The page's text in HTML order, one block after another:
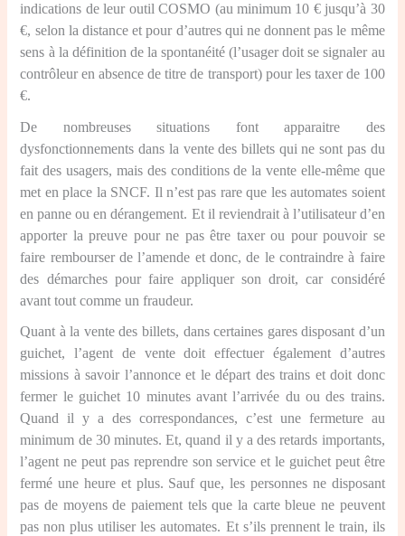
indications de leur outil COSMO (au minimum 10 € jusqu’à 30
€, selon la distance et pour d’autres qui ne donnent pas le même
sens à la définition de la spontanéité (l’usager doit se signaler au
contrôleur en absence de titre de transport) pour les taxer de 100
€.
De nombreuses situations font apparaitre des
dysfonctionnements dans la vente des billets qui ne sont pas du
fait des usagers, mais des conditions de la vente elle-même que
met en place la SNCF. Il n’est pas rare que les automates soient
en panne ou en dérangement. Et il reviendrait à l’utilisateur d’en
apporter la preuve pour ne pas être taxer ou pour pouvoir se
faire rembourser de l’amende et donc, de le contraindre à faire
des démarches pour faire appliquer son droit, car considéré
avant tout comme un fraudeur.
Quant à la vente des billets, dans certaines gares disposant d’un
guichet, l’agent de vente doit effectuer également d’autres
missions à savoir l’annonce et le départ des trains et doit donc
fermer le guichet 10 minutes avant l’arrivée du ou des trains.
Quand il y a des correspondances, c’est une fermeture au
minimum de 30 minutes. Et, quand il y a des retards importants,
l’agent ne peut pas reprendre son service et le guichet peut être
fermé une heure et plus. Sauf que, les personnes ne disposant
pas de moyens de paiement tels que la carte bleue ne peuvent
pas non plus utiliser les automates. Et s’ils prennent le train, ils